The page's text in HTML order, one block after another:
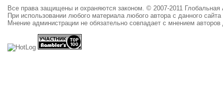
Все права защищены и охраняются законом. © 2007-2011 Глобальная
При использовании любого материала любого автора с данного
Мнение администрации не обязательно совпадает с мнением